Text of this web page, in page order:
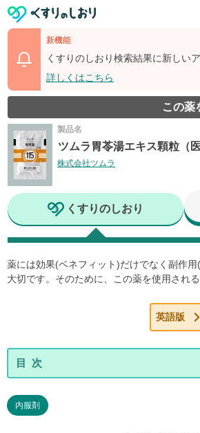
新機能
くすりのしおり検索結果に新しい
詳しくはこちら
この薬
製品名
ツムラ胃苓湯エキス顆粒（医
株式会社ツムラ
くすりのしおり
薬には効果(ベネフィット)だけでなく副作
大切です。そのために、この薬を使用され
英語版
内服剤